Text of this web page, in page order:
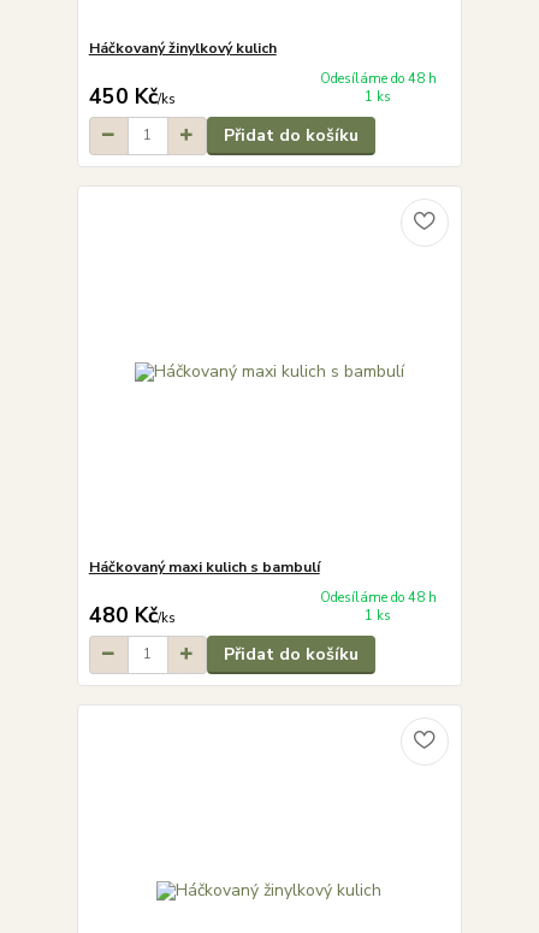
Háčkovaný žinylkový kulich
450 Kč/ks
Odesíláme do 48 h
1 ks
Přidat do košíku
Háčkovaný maxi kulich s bambulí
480 Kč/ks
Odesíláme do 48 h
1 ks
Přidat do košíku